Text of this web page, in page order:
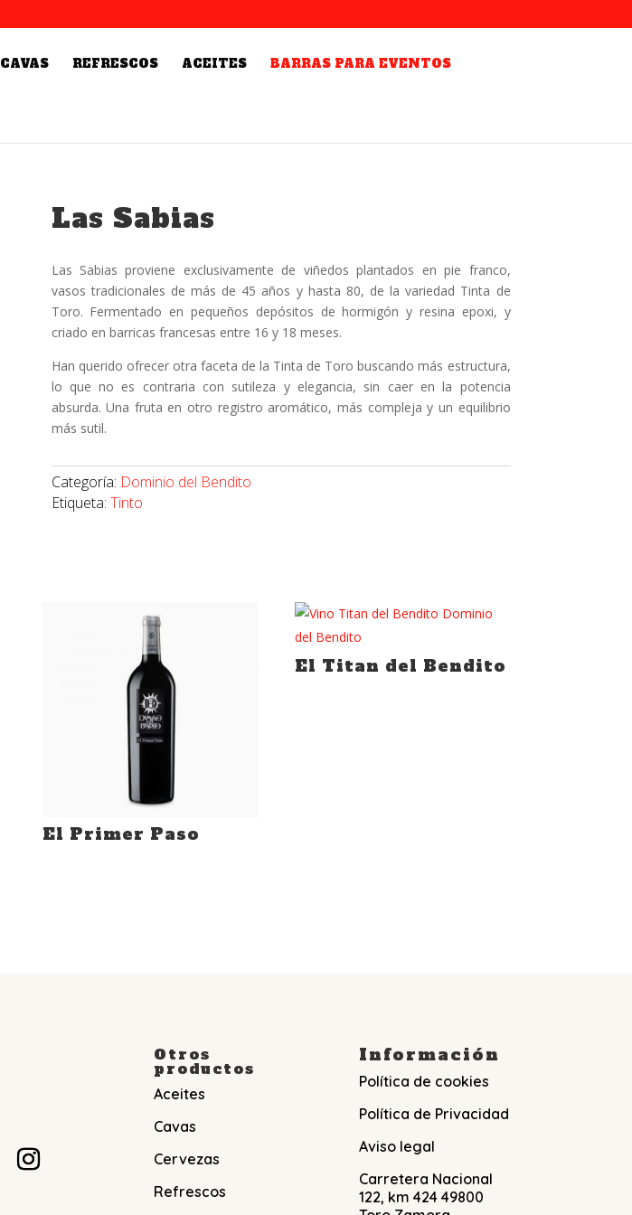
CAVAS REFRESCOS ACEITES BARRAS PARA EVENTOS
Las Sabias
Las Sabias proviene exclusivamente de viñedos plantados en pie franco,
vasos tradicionales de más de 45 años y hasta 80, de la variedad Tinta de
Toro. Fermentado en pequeños depósitos de hormigón y resina epoxi, y
criado en barricas francesas entre 16 y 18 meses.
Han querido ofrecer otra faceta de la Tinta de Toro buscando más estructura,
lo que no es contraria con sutileza y elegancia, sin caer en la potencia
absurda. Una fruta en otro registro aromático, más compleja y un equilibrio
más sutil.
Categoría: Dominio del Bendito
Etiqueta: Tinto
El Primer Paso
El Titan del Bendito
Otros
productos
Aceites
Cavas
Cervezas
Refrescos
Información
Política de cookies
Política de Privacidad
Aviso legal
Carretera Nacional
122, km 424 49800